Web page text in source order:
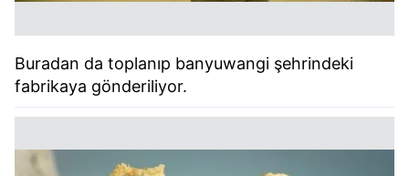
Buradan da toplanıp banyuwangi şehrindeki
fabrikaya gönderiliyor.